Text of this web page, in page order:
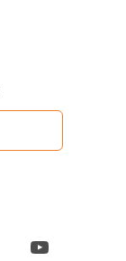
YouTube